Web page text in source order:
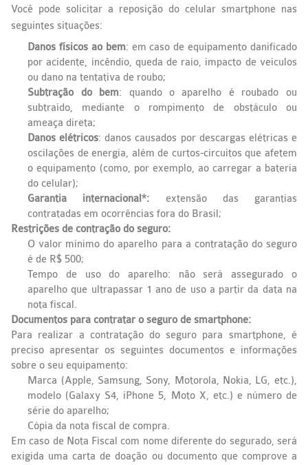
Você pode solicitar a reposição do celular smartphone nas
seguintes situações:
Danos físicos ao bem: em caso de equipamento danificado
por acidente, incêndio, queda de raio, impacto de veículos
ou dano na tentativa de roubo;
Subtração do bem: quando o aparelho é roubado ou
subtraído, mediante o rompimento de obstáculo ou
ameaça direta;
Danos elétricos: danos causados por descargas elétricas e
oscilações de energia, além de curtos-circuitos que afetem
o equipamento (como, por exemplo, ao carregar a bateria
do celular);
Garantia internacional*: extensão das garantias
contratadas em ocorrências fora do Brasil;
Restrições de contração do seguro:
O valor mínimo do aparelho para a contratação do seguro
é de R$ 500;
Tempo de uso do aparelho: não será assegurado o
aparelho que ultrapassar 1 ano de uso a partir da data na
nota fiscal.
Documentos para contratar o seguro de smartphone:
Para realizar a contratação do seguro para smartphone, é
preciso apresentar os seguintes documentos e informações
sobre o seu equipamento:
Marca (Apple, Samsung, Sony, Motorola, Nokia, LG, etc.),
modelo (Galaxy S4, iPhone 5, Moto X, etc.) e número de
série do aparelho;
Cópia da nota fiscal de compra.
Em caso de Nota Fiscal com nome diferente do segurado, será
exigida uma carta de doação ou documento que comprove a